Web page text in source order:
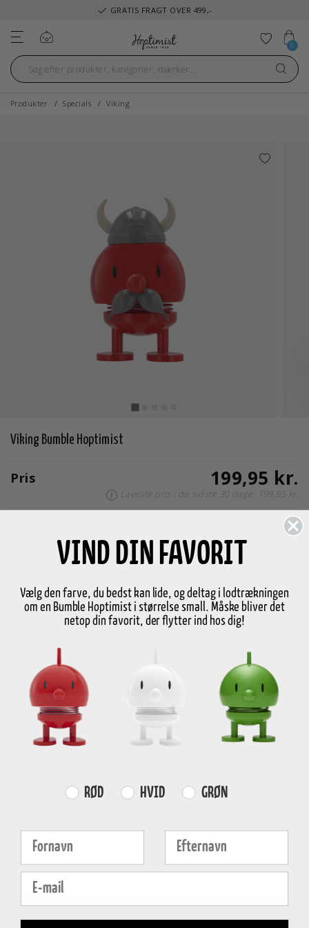
GRATIS FRAGT OVER 499,-
Tilføj
0
Produkter Specials Viking
Viking Bumble Hoptimist
Pris 199,95 kr.
Laveste pris i de sidste 30 dage: 199,95 kr.
+ Vælg variant
Ikke på lager Forventet på lager
GRATIS FRAGT
over499 DKK
certificeret
HURTIG LEVERING
1-3 hverdage
Egenskaber
Produktinformation
VIND DIN FAVORIT
Vælg den farve, du bedst kan lide, og deltag i lodtrækningen
om en Bumble Hoptimist i størrelse small. Måske bliver det
netop din favorit, der flytter ind hos dig!
Farvevalg
RØD HVID GRØN
Fornavn Efternavn
E-mail